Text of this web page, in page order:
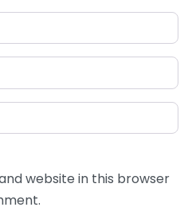
website in this browser